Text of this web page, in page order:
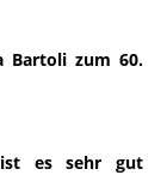
Bartoli zum 60.
ist es sehr gut